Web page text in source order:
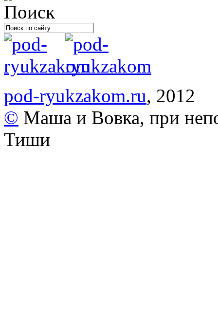
pod-ryukzakom.ru, 2012
© Маша и Вовка, при
Тиши